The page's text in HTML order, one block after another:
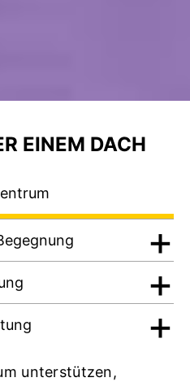
EINEM DACH
unterstützen,